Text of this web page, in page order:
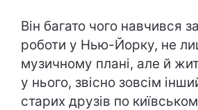
Він багато чого навчився
роботи у Нью-Йорку, не
музичному плані, але й
у нього, звісно зовсім
старих друзів по